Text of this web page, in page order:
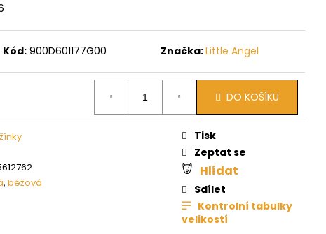
Kód: 900D601177G00 Značka:Little Angel
DO KOŠÍKU
, béžová
Tisk
Zeptat se
Hlídat
Sdílet
Kontrolní tabulky
velikostí